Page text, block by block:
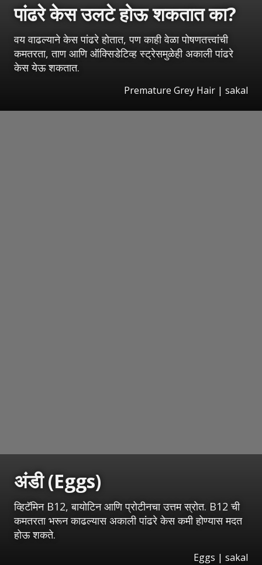
पांढरे केस उलटे होऊ शकतात का?
वय वाढल्याने केस पांढरे होतात, पण काही वेळा पोषणतत्त्वांची
कमतरता, ताण आणि ऑक्सिडेटिव्ह स्ट्रेसमुळेही अकाली पांढरे
केस येऊ शकतात.
Premature Grey Hair | sakal
अंडी (Eggs)
व्हिटॅमिन B12, बायोटिन आणि प्रोटीनचा उत्तम स्रोत. B12 ची
कमतरता भरून काढल्यास अकाली पांढरे केस कमी होण्यास मदत
होऊ शकते.
Eggs | sakal